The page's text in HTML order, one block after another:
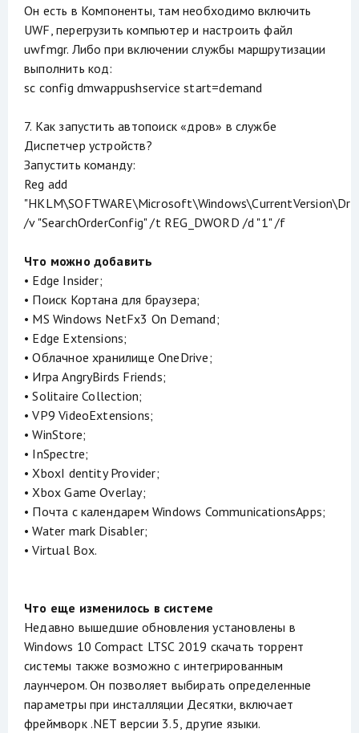
Он есть в Компоненты, там необходимо включить
UWF, перегрузить компьютер и настроить файл
uwfmgr. Либо при включении службы маршрутизации
выполнить код:
sc config dmwappushservice start=demand
7. Как запустить автопоиск «дров» в службе
Диспетчер устройств?
Запустить команду:
Reg add
/v "SearchOrderConfig" /t REG_DWORD /d "1" /f
Что можно добавить
• Edge Insider;
• Поиск Кортана для браузера;
• MS Windows NetFx3 On Demand;
• Edge Extensions;
• Облачное хранилище OneDrive;
• Игра AngryBirds Friends;
• Solitaire Collection;
• VP9 VideoExtensions;
• WinStore;
• InSpectre;
• XboxI dentity Provider;
• Xbox Game Overlay;
• Почта с календарем Windows CommunicationsApps;
• Water mark Disabler;
• Virtual Box.
Что еще изменилось в системе
Недавно вышедшие обновления установлены в
Windows 10 Compact LTSC 2019 скачать торрент
системы также возможно с интегрированным
лаунчером. Он позволяет выбирать определенные
параметры при инсталляции Десятки, включает
фреймворк .NET версии 3.5, другие языки.